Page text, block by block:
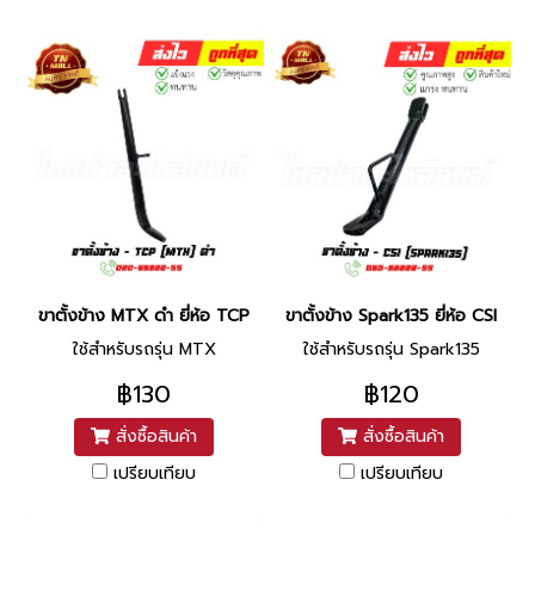
ขาตั้งข้าง MTX ดำ ยี่ห้อ TCP
ใช้สำหรับรถรุ่น MTX
฿130
สั่งซื้อสินค้า
เปรียบเทียบ
ขาตั้งข้าง Spark135 ยี่ห้อ CSI
ใช้สำหรับรถรุ่น Spark135
฿120
สั่งซื้อสินค้า
เปรียบเทียบ